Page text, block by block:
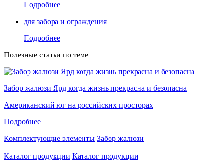
Подробнее
для забора и ограждения
Подробнее
Полезные статьи по теме
Забор жалюзи Ярд когда жизнь прекрасна и безопасна
Американский юг на российских просторах
Подробнее
Комплектующие элементы Забор жалюзи
Каталог продукции Каталог продукции